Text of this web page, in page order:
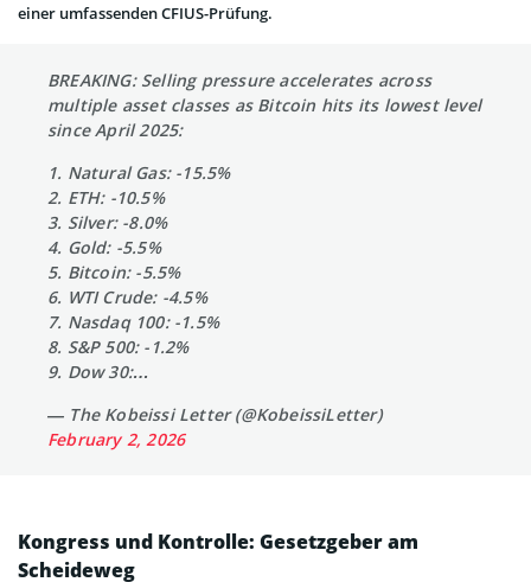
einer umfassenden CFIUS-Prüfung.
BREAKING: Selling pressure accelerates across
multiple asset classes as Bitcoin hits its lowest level
since April 2025:
1. Natural Gas: -15.5%
2. ETH: -10.5%
3. Silver: -8.0%
4. Gold: -5.5%
5. Bitcoin: -5.5%
6. WTI Crude: -4.5%
7. Nasdaq 100: -1.5%
8. S&P 500: -1.2%
9. Dow 30:…
— The Kobeissi Letter (@KobeissiLetter)
February 2, 2026
Kongress und Kontrolle: Gesetzgeber am
Scheideweg